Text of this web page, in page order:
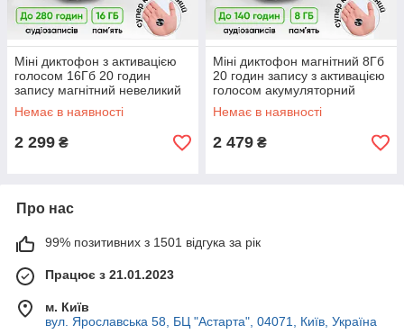
Міні диктофон з активацією
голосом 16Гб 20 годин
запису магнітний невеликий
акумуляторний портативний
цифровий
Немає в наявності
2 299 ₴
Міні диктофон магнітний 8Гб
20 годин запису з активацією
голосом акумуляторний
портативний цифровий
пристрій запису звуку
Немає в наявності
2 479 ₴
Про нас
99% позитивних з 1501 відгука за рік
Працює з 21.01.2023
м. Київ
вул. Ярославська 58, БЦ "Астарта", 04071, Київ, Україна